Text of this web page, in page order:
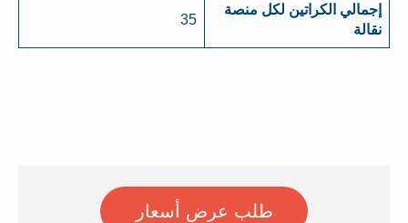
إجمالي الكراتين لكل منصة
نقالة
35
طلب عرض أسعار